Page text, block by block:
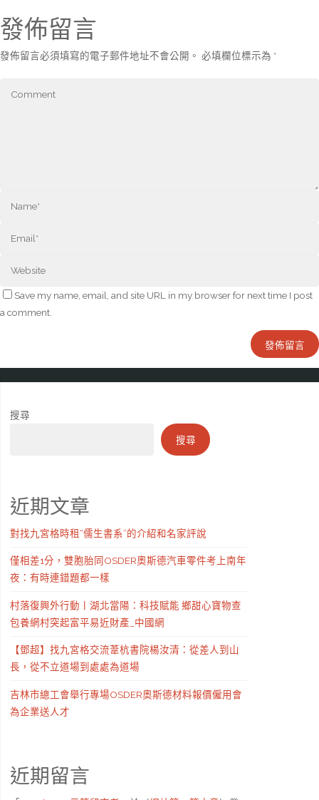
發佈留言
發佈留言必須填寫的電子郵件地址不會公開。 必填欄位標示為 *
Save my name, email, and site URL in my browser for next time I post
a comment.
搜尋
搜尋
近期文章
對找九宮格時租“儒生書系”的介紹和名家評說
僅相差1分，雙胞胎同OSDER奧斯德汽車零件考上南年
夜：有時連錯題都一樣
村落復興外行動丨湖北當陽：科技賦能 鄉甜心寶物查
包養網村突起富平易近財產_中國網
【鄧超】找九宮格交流葦杭書院楊汝清：從差人到山
長，從不立道場到處處為道場
吉林市總工會舉行專場OSDER奧斯德材料報價僱用會
為企業送人才
近期留言